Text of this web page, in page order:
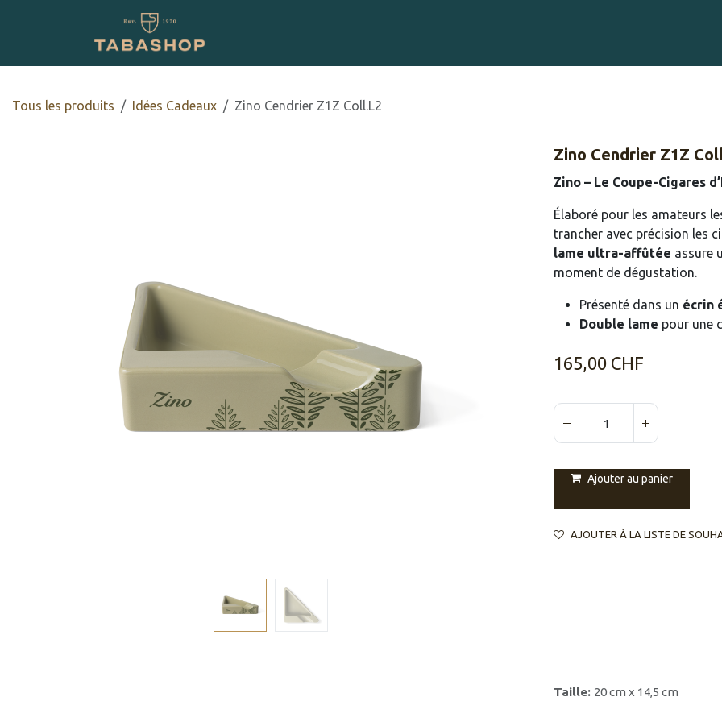
Tous les produits Idées Cadeaux Zino Cendrier Z1Z Coll.L2
Zino Cendrier Z1Z
Zino – Le Coupe-Cigares
Élaboré pour les amateurs
trancher avec précision les
lame ultra-affûtée assure
moment de dégustation.
Présenté dans un écrin
Double lame pour une
165,00 CHF
Ajouter au panier
AJOUTER À LA LISTE DE
Taille: 20 cm x 14,5 cm